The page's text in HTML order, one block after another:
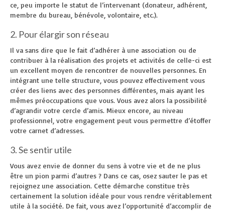
ce, peu importe le statut de l’intervenant (donateur, adhérent,
membre du bureau, bénévole, volontaire, etc.).
2. Pour élargir son réseau
Il va sans dire que le fait d’adhérer à une association ou de
contribuer à la réalisation des projets et activités de celle-ci est
un excellent moyen de rencontrer de nouvelles personnes. En
intégrant une telle structure, vous pouvez effectivement vous
créer des liens avec des personnes différentes, mais ayant les
mêmes préoccupations que vous. Vous avez alors la possibilité
d’agrandir votre cercle d’amis. Mieux encore, au niveau
professionnel, votre engagement peut vous permettre d’étoffer
votre carnet d’adresses.
3. Se sentir utile
Vous avez envie de donner du sens à votre vie et de ne plus
être un pion parmi d’autres ? Dans ce cas, osez sauter le pas et
rejoignez une association. Cette démarche constitue très
certainement la solution idéale pour vous rendre véritablement
utile à la société. De fait, vous avez l’opportunité d’accomplir de